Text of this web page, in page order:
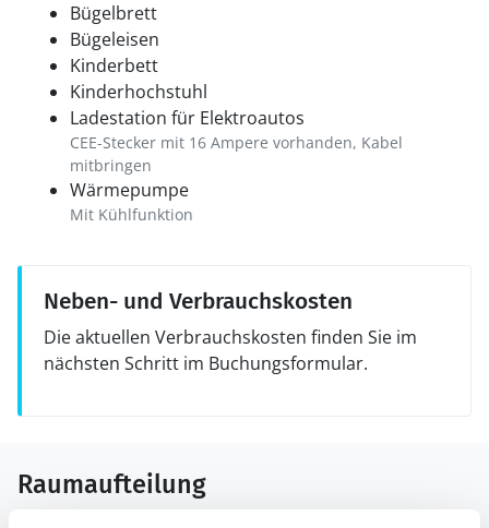
Bügelbrett
Bügeleisen
Kinderbett
Kinderhochstuhl
Ladestation für Elektroautos
CEE-Stecker mit 16 Ampere vorhanden, Kabel
mitbringen
Wärmepumpe
Mit Kühlfunktion
Neben- und Verbrauchskosten
Die aktuellen Verbrauchskosten finden Sie im
nächsten Schritt im Buchungsformular.
Raumaufteilung